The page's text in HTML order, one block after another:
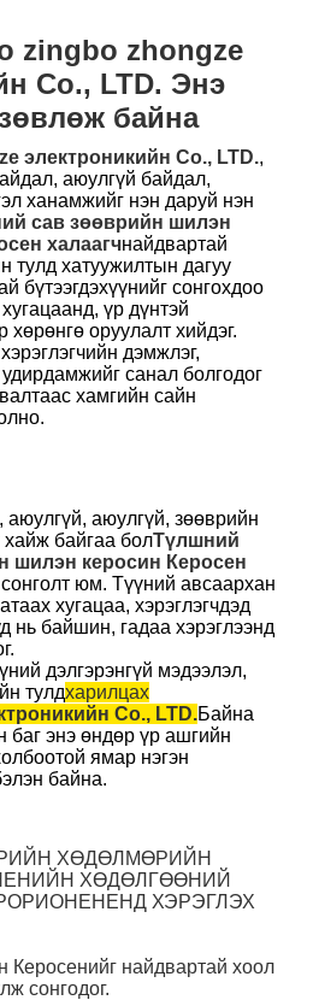
zingbo zhongze
Co., LTD. Энэ
байна
электроникийн Co., LTD.,
аюулгүй байдал,
ханамжийг нэн даруй нэн
сав зөөврийн шилэн
халаагчнайдвартай
тулд хатуужилтын дагуу
бүтээгдэхүүнийг сонгохдоо
үр дүнтэй
оруулалт хийдэг.
дэмжлэг,
санал болгодог
хамгийн сайн
аюулгүй, аюулгүй, зөөврийн
байгаа болТүлшний
шилэн керосин Керосен
юм. Түүний авсаархан
хугацаа, хэрэглэгчдэд
нь байшин, гадаа хэрэглээнд
дэлгэрэнгүй мэдээлэл,
тулдхарилцах
Co., LTD.Байна
баг энэ өндөр үр ашгийн
ямар нэгэн
байна.
ХӨДӨЛМӨРИЙН
ХӨДӨЛГӨӨНИЙ
ХЭРЭГЛЭХ
Керосенийг найдвартай хоол
сонгодог.